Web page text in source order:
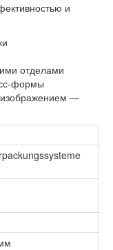
и
отделами
формы
изображением —